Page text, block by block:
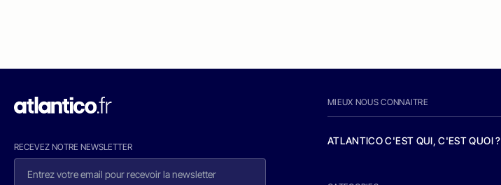
RECEVEZ NOTRE NEWSLETTER
MIEUX NOUS CONNAITRE
ATLANTICO C'EST QUI, C'EST QUOI ?